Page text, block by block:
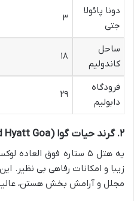
دونا پائولا
جتی
۳
ساحل
کاندولیم
۱۸
فرودگاه
دابولیم
۲۹
۲. گرند حیات گوا (Grand Hyatt Goa)
یه هتل ۵ ستاره فوق
زیبا و امکانات رفاهی بی نظیر.
مجلل و آرامش بخش هستن،